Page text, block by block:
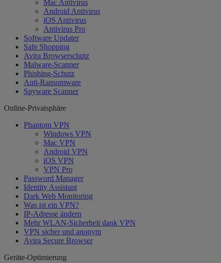
Mac Antivirus
Android Antivirus
iOS Antivirus
Antivirus Pro
Software Updater
Safe Shopping
Avira Browserschutz
Malware-Scanner
Phishing-Schutz
Anti-Ransomware
Spyware Scanner
Online-Privatsphäre
Phantom VPN
Windows VPN
Mac VPN
Android VPN
iOS VPN
VPN Pro
Password Manager
Identity Assistant
Dark Web Monitoring
Was ist ein VPN?
IP-Adresse ändern
Mehr WLAN-Sicherheit dank VPN
VPN sicher und anonym
Avira Secure Browser
Geräte-Optimierung